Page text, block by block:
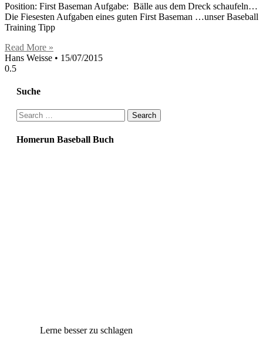
Position: First Baseman Aufgabe: Bälle aus dem Dreck schaufeln…
Die Fiesesten Aufgaben eines guten First Baseman …unser Baseball
Training Tipp
Read More »
Hans Weisse
15/07/2015
Suche
Search
for:
Homerun Baseball Buch
Lerne besser zu schlagen